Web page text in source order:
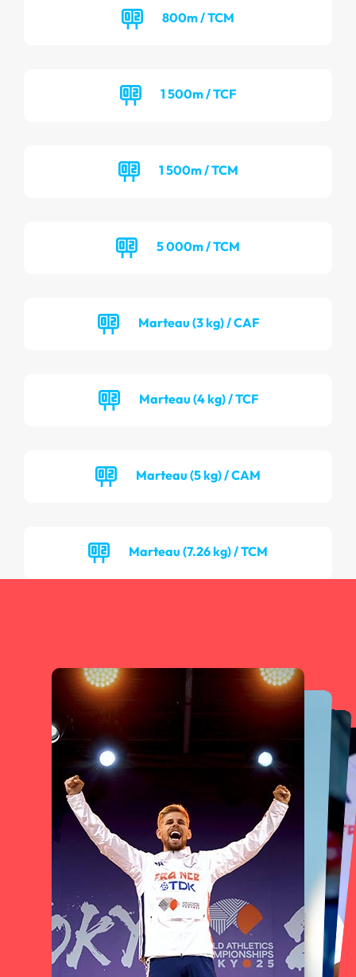
800m / TCM
1 500m / TCF
1 500m / TCM
5 000m / TCM
Marteau (3 kg) / CAF
Marteau (4 kg) / TCF
Marteau (5 kg) / CAM
Marteau (7.26 kg) / TCM